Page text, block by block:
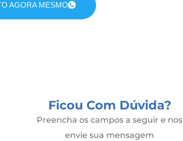
AGORA MESMO
Ficou Com Dúvida?
Preencha os campos a seguir e nos
envie sua mensagem